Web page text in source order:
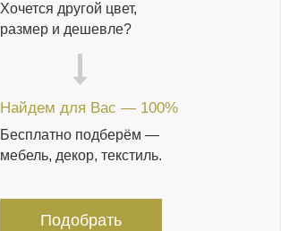
Хочется другой цвет,
размер и дешевле?
Найдем для Вас — 100%
Бесплатно подберём —
мебель, декор, текстиль.
Подобрать